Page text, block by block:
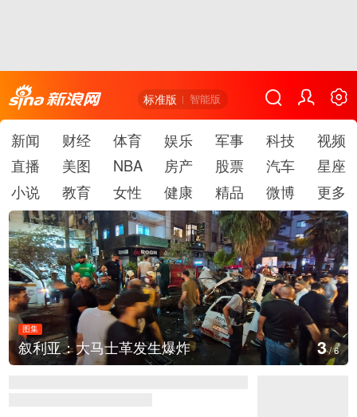
标准版 智能版
新闻 财经 体育 娱乐 军事 科技
视频
直播
美图 NBA 房产 股票 汽车
星座
小说
教育 女性 健康 精品 微博 更多
图集
叙利亚：大马士革发生爆炸 4/6